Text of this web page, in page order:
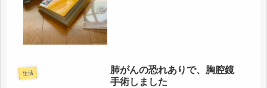
生活
肺がんの恐れありで、胸腔鏡
手術しました